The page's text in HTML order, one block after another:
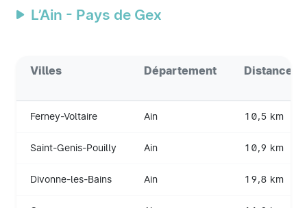
L’Ain - Pays de Gex
Villes Département Distance
Ferney-Voltaire Ain 10,5 km
Saint-Genis-Pouilly Ain 10,9 km
Divonne-les-Bains Ain 19,8 km